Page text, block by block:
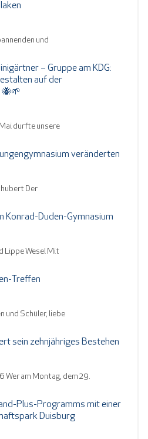
und
– Gruppe am KDG:
auf der
🐝🌱
durfte unsere
veränderten
Der
Konrad-Duden-Gymnasium
Lippe Wesel Mit
Treffen
und Schüler, liebe
sein zehnjähriges Bestehen
Wer am Montag, dem 29.
Plus-Programms mit einer
Duisburg